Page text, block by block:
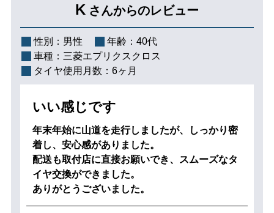
K さんからのレビュー
性別： 男性 年齢： 40代
車種： 三菱エプリクスクロス
タイヤ使用月数： 6ヶ月
いい感じです
年末年始に山道を走行しましたが、しっかり密
着し、安心感がありました。
配送も取付店に直接お願いでき、スムーズなタ
イヤ交換ができました。
ありがとうございました。